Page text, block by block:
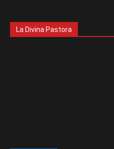
La Divina Pastora